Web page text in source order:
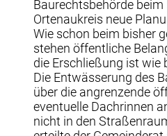
Baurechtsbehörde
Ortenaukreis neue
Wie schon beim bisher
stehen öffentliche
die Erschließung ist wie
Die Entwässerung des
über die angrenzende
eventuelle Dachrinnen
nicht in den